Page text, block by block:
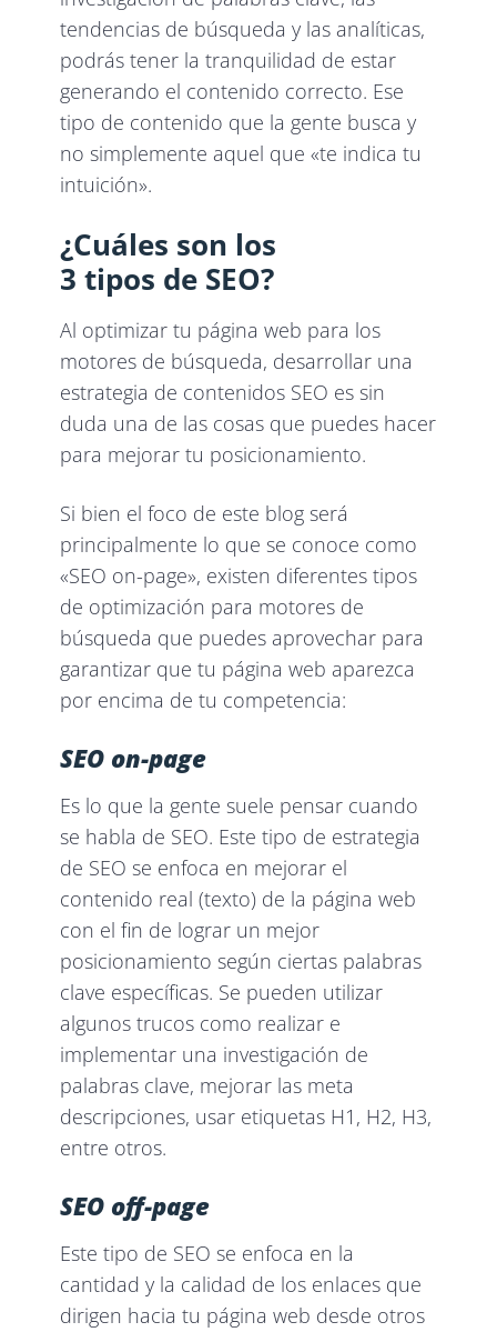
tendencias de búsqueda y las analíticas,
podrás tener la tranquilidad de estar
generando el contenido correcto. Ese
tipo de contenido que la gente busca y
no simplemente aquel que «te indica tu
intuición».
¿Cuáles son los
3 tipos de SEO?
Al optimizar tu página web para los
motores de búsqueda, desarrollar una
estrategia de contenidos SEO es sin
duda una de las cosas que puedes hacer
para mejorar tu posicionamiento.
Si bien el foco de este blog será
principalmente lo que se conoce como
«SEO on-page», existen diferentes tipos
de optimización para motores de
búsqueda que puedes aprovechar para
garantizar que tu página web aparezca
por encima de tu competencia:
SEO on-page
Es lo que la gente suele pensar cuando
se habla de SEO. Este tipo de estrategia
de SEO se enfoca en mejorar el
contenido real (texto) de la página web
con el fin de lograr un mejor
posicionamiento según ciertas palabras
clave específicas. Se pueden utilizar
algunos trucos como realizar e
implementar una investigación de
palabras clave, mejorar las meta
descripciones, usar etiquetas H1, H2, H3,
entre otros.
SEO off-page
Este tipo de SEO se enfoca en la
cantidad y la calidad de los enlaces que
dirigen hacia tu página web desde otros